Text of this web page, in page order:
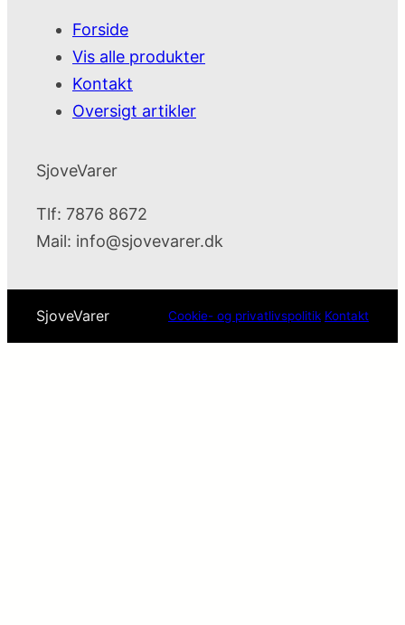
Forside
Vis alle produkter
Kontakt
Oversigt artikler
SjoveVarer
Tlf: 7876 8672
Mail: info@sjovevarer.dk
SjoveVarer Cookie- og privatlivspolitik Kontakt